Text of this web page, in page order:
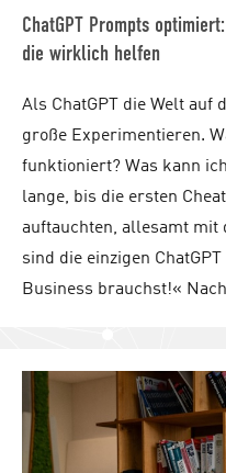
ChatGPT Prompts
die wirklich helfen
Als ChatGPT die Welt auf
große Experimentieren.
funktioniert? Was kann
lange, bis die ersten
auftauchten, allesamt mit
sind die einzigen
Business brauchst!«